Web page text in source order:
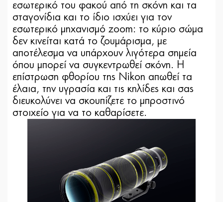
εσωτερικό του φακού από τη σκόνη και τα
σταγονίδια και το ίδιο ισχύει για τον
εσωτερικό μηχανισμό zoom: το κύριο σώμα
δεν κινείται κατά το ζουμάρισμα, με
αποτέλεσμα να υπάρχουν λιγότερα σημεία
όπου μπορεί να συγκεντρωθεί σκόνη. Η
επίστρωση φθορίου της Nikon απωθεί τα
έλαια, την υγρασία και τις κηλίδες και σας
διευκολύνει να σκουπίζετε το μπροστινό
στοιχείο για να το καθαρίσετε.